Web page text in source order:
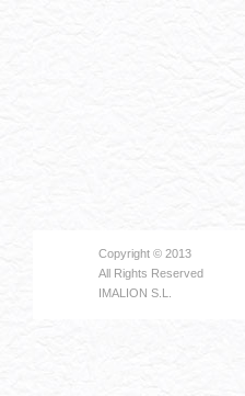
Copyright © 2013
All Rights Reserved
IMALION S.L.